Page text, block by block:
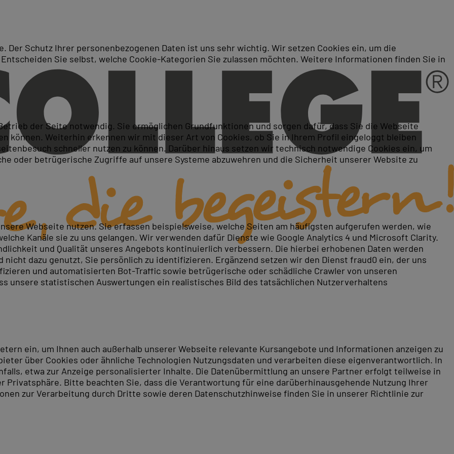
bei PC-COLLEGE in Stuttgart
Access KursenundAccess Schulungenbei PC-COLLEGE in Stuttgart. Unsere praxisorientierten
zu vermitteln, die Sie benötigen, umMicrosoft Access effektiv zu nutzen. Egal, ob Sie ein Anfänger
der seine Kenntnisse vertiefen will – unsere erfahrenen Dozenten unterstützen Sie dabei, Ihre
Abfragen durchführen und aussagekräftige Berichte generieren. Nutzen Sie die Chance, Ihre beruflichen
auf das nächste Level zu heben!
Stuttgart
entfernt liegt unser PC-COLLEGE-Schulungszentrum in Stuttgart. Hier besuchen Sie Ihre Access
kultureller Angebote. Die Landeshauptstadt Baden-Württembergs ist eingebettet in Hügel, Weinberge,
mit Radfahren oder Wandern gestalten und werden definitiv die schönen Ecken Stuttgarts entdecken.
erreichbar. Noch kürzer ist der Weg in unser Access Schulungszentrum aus Reutlingen (35 Minuten).
Schulungen an, sondern im gesamten deutschsprachigen Raum Weiterbildungen für Ihr IT-Know-how. Mit
Der Schutz Ihrer personenbezogenen Daten ist uns sehr wichtig. Wir setzen Cookies ein, um die
Sie selbst, welche Cookie-Kategorien Sie zulassen möchten. Weitere Informationen finden Sie in
der Seite notwendig. Sie ermöglichen Grundfunktionen und sorgen dafür, dass Sie die Webseite
können. Weiterhin erkennen wir mit dieser Art von Cookies, ob Sie in Ihrem Profil eingeloggt bleiben
schneller nutzen zu können. Darüber hinaus setzen wir technisch notwendige Cookies ein, um
oder betrügerische Zugriffe auf unsere Systeme abzuwehren und die Sicherheit unserer Website zu
Webseite nutzen. Sie erfassen beispielsweise, welche Seiten am häufigsten aufgerufen werden, wie
Kanäle sie zu uns gelangen. Wir verwenden dafür Dienste wie Google Analytics 4 und Microsoft Clarity.
und Qualität unseres Angebots kontinuierlich verbessern. Die hierbei erhobenen Daten werden
dazu genutzt, Sie persönlich zu identifizieren. Ergänzend setzen wir den Dienst fraud0 ein, der uns
und automatisierten Bot-Traffic sowie betrügerische oder schädliche Crawler von unseren
unsere statistischen Auswertungen ein realistisches Bild des tatsächlichen Nutzerverhaltens
ein, um Ihnen auch außerhalb unserer Webseite relevante Kursangebote und Informationen anzeigen zu
über Cookies oder ähnliche Technologien Nutzungsdaten und verarbeiten diese eigenverantwortlich. In
etwa zur Anzeige personalisierter Inhalte. Die Datenübermittlung an unsere Partner erfolgt teilweise in
Privatsphäre. Bitte beachten Sie, dass die Verantwortung für eine darüberhinausgehende Nutzung Ihrer
zur Verarbeitung durch Dritte sowie deren Datenschutzhinweise finden Sie in unserer Richtlinie zur